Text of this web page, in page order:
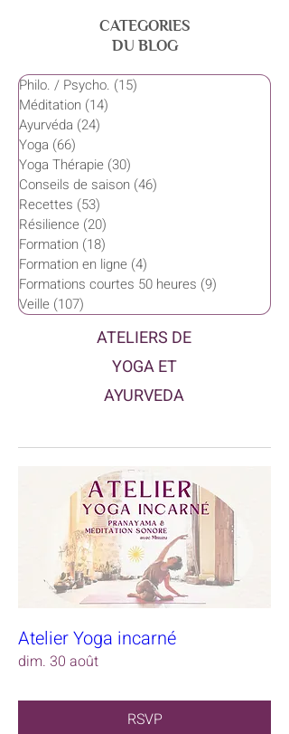
CATEGORIES
DU BLOG
Philo. / Psycho. (15)
Méditation (14)
Ayurvéda (24)
Yoga (66)
Yoga Thérapie (30)
Conseils de saison (46)
Recettes (53)
Résilience (20)
Formation (18)
Formation en ligne (4)
Formations courtes 50 heures (9)
Veille (107)
ATELIERS DE
YOGA ET
AYURVEDA
Atelier Yoga incarné
dim. 30 août
RSVP